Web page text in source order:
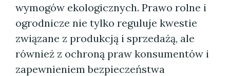
wymogów ekologicznych. Prawo rolne i
ogrodnicze nie tylko reguluje kwestie
związane z produkcją i sprzedażą, ale
również z ochroną praw konsumentów i
zapewnieniem bezpieczeństwa